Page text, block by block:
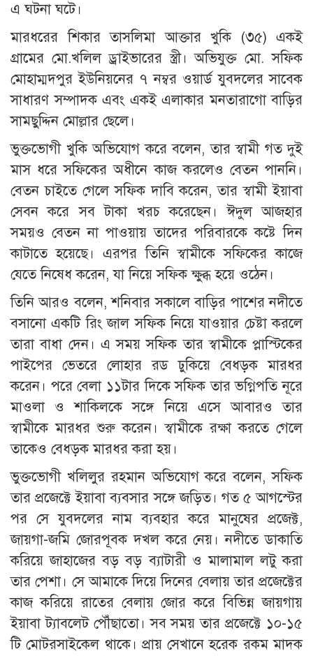
এ ঘটনা ঘটে।
মারধরের শিকার তাসলিমা আক্তার খুকি (৩৫) একই
গ্রামের মো.খলিল ড্রাইভারের স্ত্রী। অভিযুক্ত মো. সফিক
মোহাম্মদপুর ইউনিয়নের ৭ নম্বর ওয়ার্ড যুবদলের সাবেক
সাধারণ সম্পাদক এবং একই এলাকার মনতারাগো বাড়ির
সামছুদ্দিন মোল্লার ছেলে।
ভুক্তভোগী খুকি অভিযোগ করে বলেন, তার স্বামী গত দুই
মাস ধরে সফিকের অধীনে কাজ করলেও বেতন পাননি।
বেতন চাইতে গেলে সফিক দাবি করেন, তার স্বামী ইয়াবা
সেবন করে সব টাকা খরচ করেছেন। ঈদুল আজহার
সময়ও বেতন না পাওয়ায় তাদের পরিবারকে কষ্টে দিন
কাটাতে হয়েছে। এরপর তিনি স্বামীকে সফিকের কাজে
যেতে নিষেধ করেন, যা নিয়ে সফিক ক্ষুব্ধ হয়ে ওঠেন।
তিনি আরও বলেন, শনিবার সকালে বাড়ির পাশের নদীতে
বসানো একটি রিং জাল সফিক নিয়ে যাওয়ার চেষ্টা করলে
তারা বাধা দেন। এ সময় সফিক তার স্বামীকে প্লাস্টিকের
পাইপের ভেতরে লোহার রড ঢুকিয়ে বেধড়ক মারধর
করেন। পরে বেলা ১১টার দিকে সফিক তার ভগ্নিপতি নূরে
মাওলা ও শাকিলকে সঙ্গে নিয়ে এসে আবারও তার
স্বামীকে মারধর শুরু করেন। স্বামীকে রক্ষা করতে গেলে
তাকেও বেধড়ক মারধর করা হয়।
ভুক্তভোগী খলিলুর রহমান অভিযোগ করে বলেন, সফিক
তার প্রজেক্টে ইয়াবা ব্যবসার সঙ্গে জড়িত। গত ৫ আগস্টের
পর সে যুবদলের নাম ব্যবহার করে মানুষের প্রজেক্ট,
জায়গা-জমি জোরপূবক দখল করে নেয়। নদীতে ডাকাতি
করিয়ে জাহাজের বড় বড় ব্যাটারী ও মালামাল লটু করা
তার পেশা। সে আমাকে দিয়ে দিনের বেলায় তার প্রজেক্টের
কাজ করিয়ে রাতের বেলায় জোর করে বিভিন্ন জায়গায়
ইয়াবা ট্যাবলেট পৌঁছাতো। সব সময় তার প্রজেক্টে ১০-১৫
টি মোটরসাইকেল থাকে। প্রায় সেখানে হরেক রকম মাদক